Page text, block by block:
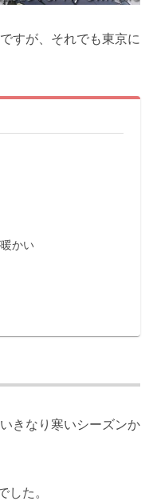
すが、それでも東京に
かい
きなり寒いシーズンか
した。